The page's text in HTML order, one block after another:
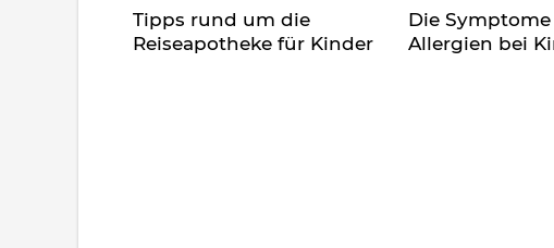
Tipps rund um die
Reiseapotheke für Kinder
Die
Allergien bei